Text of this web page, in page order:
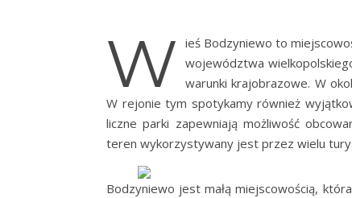
W ieś Bodzyniewo to
województwa
warunki krajobrazowe. W
W rejonie tym spotykamy również
liczne parki zapewniają możliwość
teren wykorzystywany jest przez wielu
Bodzyniewo jest małą miejscowością,